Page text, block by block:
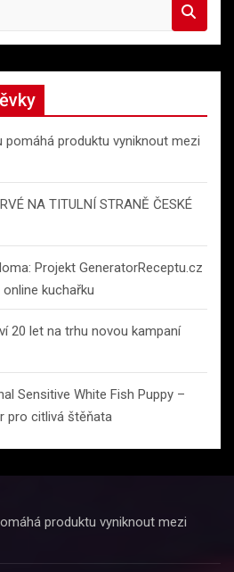
pomáhá produktu vyniknout mezi
NA TITULNÍ STRANĚ ČESKÉ
Projekt GeneratorReceptu.cz
kuchařku
20 let na trhu novou kampaní
Sensitive White Fish Puppy –
pro citlivá štěňata
produktu vyniknout mezi